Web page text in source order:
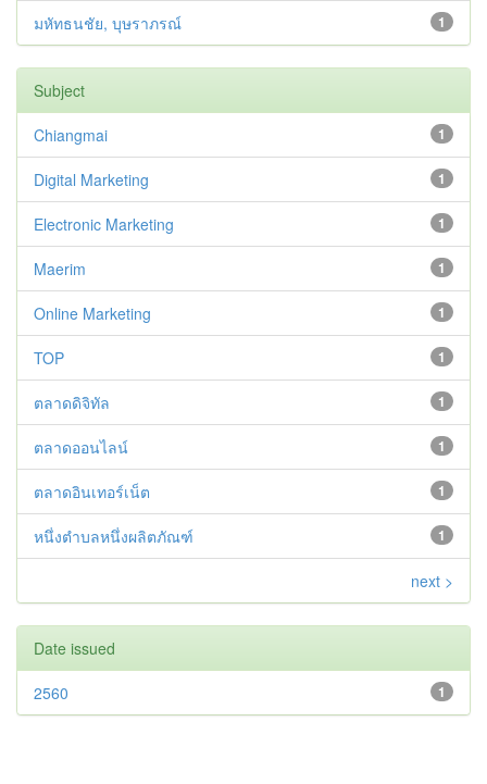
1
มหัทธนชัย, บุษราภรณ์
Subject
1
Chiangmai
1
Digital Marketing
1
Electronic Marketing
1
Maerim
1
Online Marketing
1
TOP
1
ตลาดดิจิทัล
1
ตลาดออนไลน์
1
ตลาดอินเทอร์เน็ต
1
หนึ่งตำบลหนึ่งผลิตภัณฑ์
next >
Date issued
1
2560